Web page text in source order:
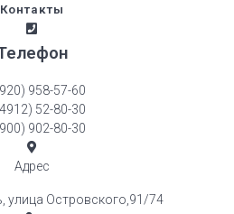
Контакты
958-57-60
52-80-30
902-80-30
Адрес
улица Островского,91/74